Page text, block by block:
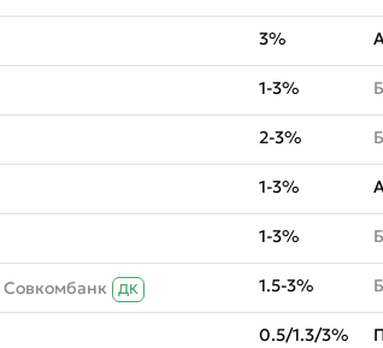
3%
1-3%
2-3%
1-3%
1-3%
Совкомбанк ДК 1.5-3%
0.5/1.3/3%